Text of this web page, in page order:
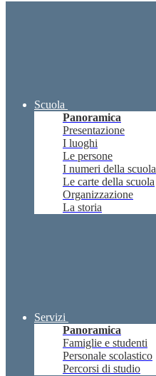
Scuola
Panoramica
Presentazione
I luoghi
Le persone
I numeri della scuola
Le carte della scuola
Organizzazione
La storia
Servizi
Panoramica
Famiglie e studenti
Personale scolastico
Percorsi di studio